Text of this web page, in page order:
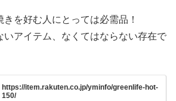
を好む人にとっては必需品！
いアイテム、なくてはならない存在で
https://item.rakuten.co.jp/yminfo/greenlife-hot-
150/